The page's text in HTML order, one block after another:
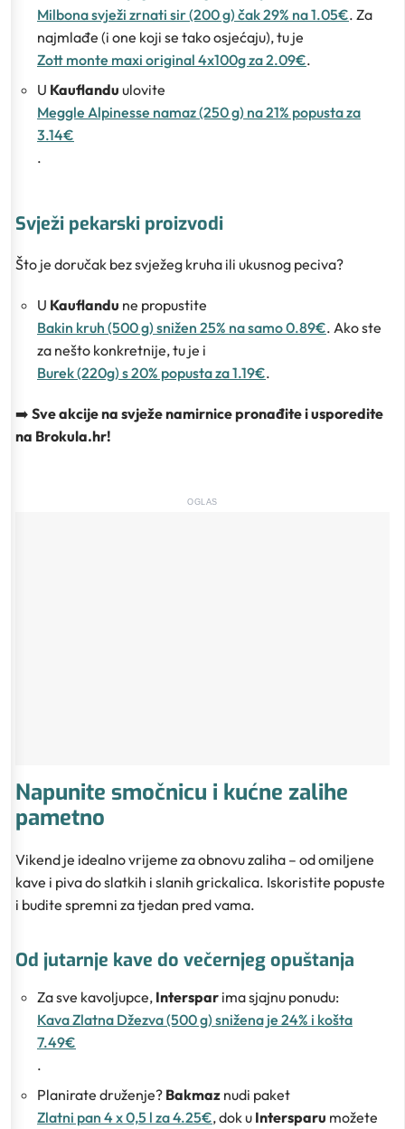
Milbona svježi zrnati sir (200 g) čak 29% na 1.05€. Za
najmlađe (i one koji se tako osjećaju), tu je
Zott monte maxi original 4x100g za 2.09€.
U Kauflandu ulovite
Meggle Alpinesse namaz (250 g) na 21% popusta za
3.14€
.
Svježi pekarski proizvodi
Što je doručak bez svježeg kruha ili ukusnog peciva?
U Kauflandu ne propustite
Bakin kruh (500 g) snižen 25% na samo 0.89€. Ako ste
za nešto konkretnije, tu je i
Burek (220g) s 20% popusta za 1.19€.
➡️ Sve akcije na svježe namirnice pronađite i usporedite
na Brokula.hr!
OGLAS
Napunite smočnicu i kućne zalihe
pametno
Vikend je idealno vrijeme za obnovu zaliha – od omiljene
kave i piva do slatkih i slanih grickalica. Iskoristite popuste
i budite spremni za tjedan pred vama.
Od jutarnje kave do večernjeg opuštanja
Za sve kavoljupce, Interspar ima sjajnu ponudu:
Kava Zlatna Džezva (500 g) snižena je 24% i košta
7.49€
.
Planirate druženje? Bakmaz nudi paket
Zlatni pan 4 x 0,5 l za 4.25€, dok u Intersparu možete